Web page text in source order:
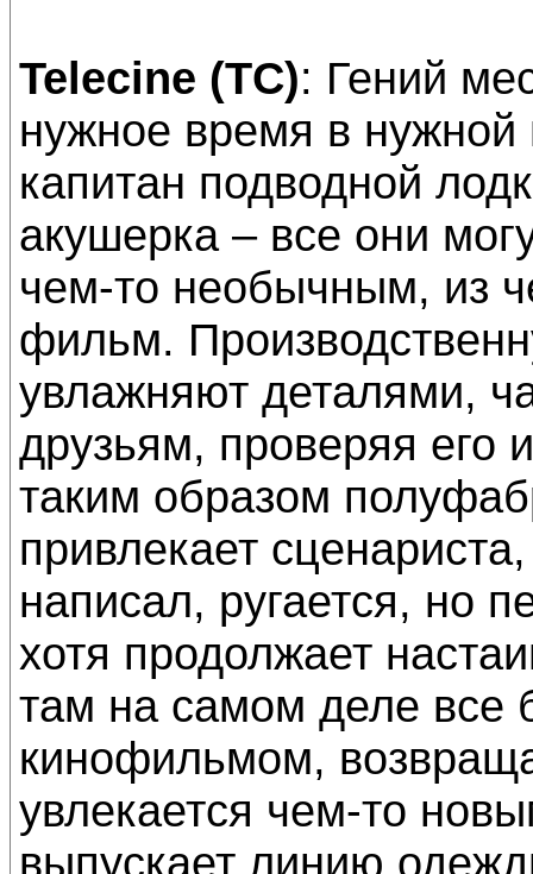
Telecine (TC): Гений
нужное время в
капитан подводной
акушерка – все они
чем-то необычным, из
фильм.
увлажняют деталями,
друзьям, проверяя его
таким образом
привлекает
написал, ругается, но
хотя продолжает
там на самом деле все
кинофильмом,
увлекается чем-то
выпускает линию